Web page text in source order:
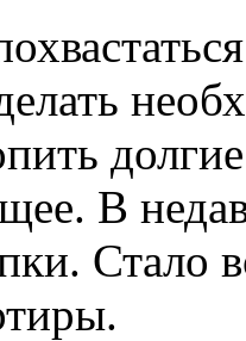
В
Стало